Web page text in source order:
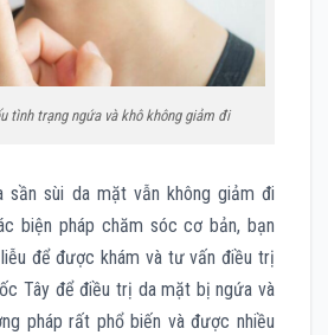
tình trạng ngứa và khô không giảm đi
sần sùi da mặt vẫn không giảm đi
biện pháp chăm sóc cơ bản, bạn
để được khám và tư vấn điều trị
Tây để điều trị da mặt bị ngứa và
pháp rất phổ biến và được nhiều